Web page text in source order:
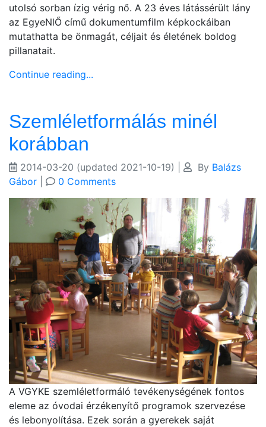
utolsó sorban ízig vérig nő. A 23 éves látássérült lány
az EgyeNlŐ című dokumentumfilm képkockáiban
mutathatta be önmagát, céljait és életének boldog
pillanatait.
Continue reading...
Szemléletformálás minél
korábban
2014-03-20 (updated 2021-10-19) By Balázs
Gábor
0 Comments
A VGYKE szemléletformáló tevékenységének fontos
eleme az óvodai érzékenyítő programok szervezése
és lebonyolítása. Ezek során a gyerekek saját